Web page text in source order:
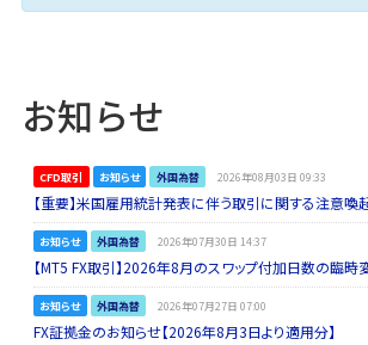
お知らせ
CFD取引 お知らせ 外国為替 2026年08月03日 09:33
【重要】米国雇用統計発表に伴う取引に関する注意喚
お知らせ 外国為替 2026年07月30日 14:37
【MT5 FX取引】2026年8月のスワップ付加日数の臨時
お知らせ 外国為替 2026年07月27日 07:00
FX証拠金のお知らせ【2026年8月3日より適用分】